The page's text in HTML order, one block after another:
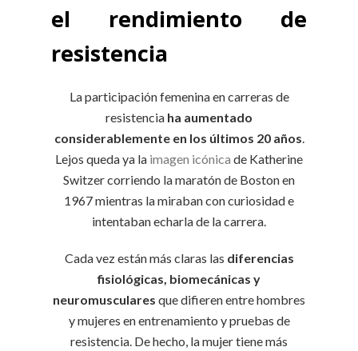
el rendimiento de
resistencia
La participación femenina en carreras de
resistencia ha aumentado
considerablemente en los últimos 20 años.
Lejos queda ya la imagen icónica de Katherine
Switzer corriendo la maratón de Boston en
1967 mientras la miraban con curiosidad e
intentaban echarla de la carrera.
Cada vez están más claras las diferencias
fisiológicas, biomecánicas y
neuromusculares que difieren entre hombres
y mujeres en entrenamiento y pruebas de
resistencia. De hecho, la mujer tiene más